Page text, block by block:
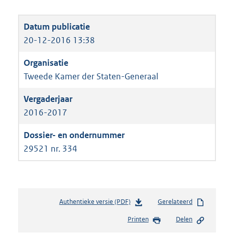
20-12-2016 13:38
Tweede Kamer der Staten-Generaal
2016-2017
29521 nr. 334
Authentieke versie (PDF)b
s
Gerelateerd
Printen Delen